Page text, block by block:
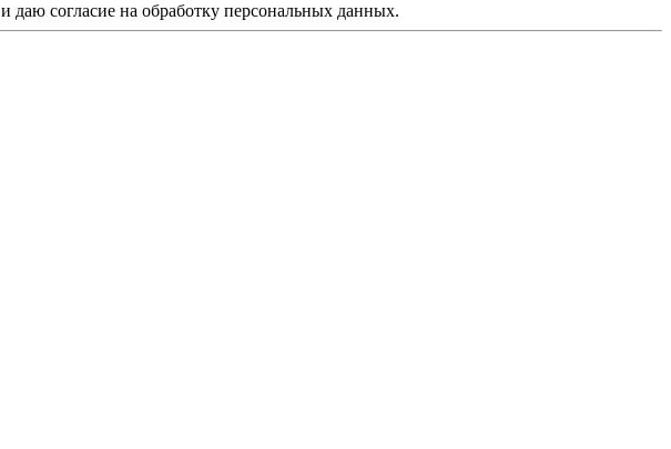
и даю согласие на обработку персональных данных.